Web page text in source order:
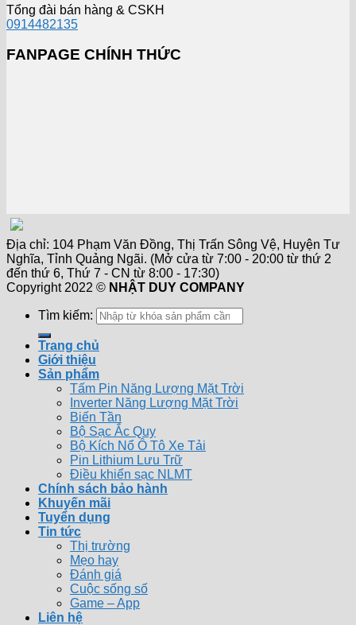
Tổng đài bán hàng & CSKH
0914482135
FANPAGE CHÍNH THỨC
Địa chỉ: 104 Phạm Văn Đồng, Thị Trấn Sông Vệ, Huyện Tư
Nghĩa, Tỉnh Quảng Ngãi. (Mở cửa từ 7:00 - 20:00 từ thứ 2
đến thứ 6, Thứ 7 - CN từ 8:00 - 17:30)
Copyright 2022 © NHẬT DUY COMPANY
Tìm kiếm:
Trang chủ
Giới thiệu
Sản phẩm
Tấm Pin Năng Lượng Mặt Trời
Inverter Năng Lượng Mặt Trời
Biến Tần
Bộ Sạc Ắc Quy
Bộ Kích Nổ Ô Tô Xe Tải
Pin Lithium Lưu Trữ
Điều khiển sạc NLMT
Chính sách bảo hành
Khuyến mãi
Tuyển dụng
Tin tức
Thị trường
Mẹo hay
Đánh giá
Cuộc sống số
Game – App
Liên hệ